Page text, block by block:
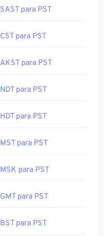
SAST para PST
CST para PST
AKST para PST
NDT para PST
HDT para PST
MST para PST
MSK para PST
GMT para PST
BST para PST